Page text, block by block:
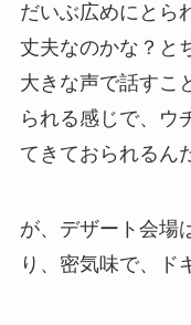
だいぶ広めにとら
丈夫なのかな？と
大きな声で話すこ
られる感じで、ウ
てきておられるん
が、デザート会場
り、密気味で、ド